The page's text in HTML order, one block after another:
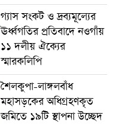
গ্যাস সংকট ও দ্রব্যমূল্যের
ঊর্ধ্বগতির প্রতিবাদে নওগাঁয়
১১ দলীয় ঐক্যের
স্মারকলিপি
শৈলকুপা-লাঙ্গলবাঁধ
মহাসড়কের অধিগ্রহণকৃত
জমিতে ১৯টি স্থাপনা উচ্ছেদ